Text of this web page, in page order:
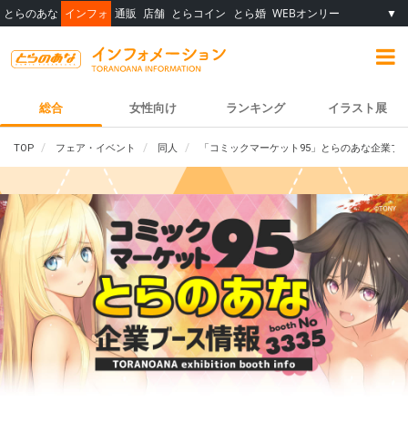
とらのあな インフォ 通販 店舗 とらコイン とら婚 WEBオンリー ▼
総合 女性向け ランキング イラスト展
TOP フェア・イベント 同人 「コミックマーケット95」とらのあな企業ブ